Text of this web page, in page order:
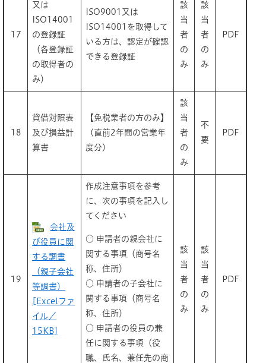
17
又は
ISO14001
の登録証
（各登録証
の取得者の
み）
ISO9001又は
ISO14001を取得して
いる方は、認定が確認
できる登録証
該
当
者
の
み
該
当
者
の
み
PDF
18
貸借対照表
及び損益計
算書
【免税業者の方のみ】
（直前2年間の営業年
度分）
該
当
者
の
み
不
要
PDF
19
会社及
び役員に関
する調書
（親子会社
等調書）
[Excelファ
イル／
15KB]
作成注意事項を参考
に、次の事項を記入し
てください
○ 申請者の親会社に
関する事項（商号名
称、住所）
○ 申請者の子会社に
関する事項（商号名
称、住所）
○ 申請者の役員の兼
任に関する事項（役
職、氏名、兼任先の商
該
当
者
の
み
該
当
者
の
み
PDF